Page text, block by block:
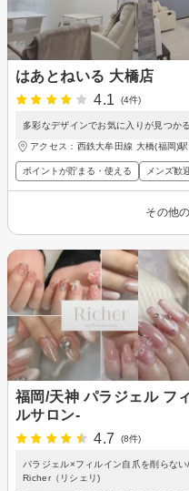
はあとねいる 大橋店
4.1
(4件)
多彩なデザインでお気に入りが見つか
アクセス：西鉄大牟田線 大橋(福岡)
ポイントが貯まる・使える メンズ歓
その他
福岡/天神 パラジェル フ
ルサロン-
4.7
(8件)
パラジェル×フィルイン自爪を削らな
Richer（リシェリ)